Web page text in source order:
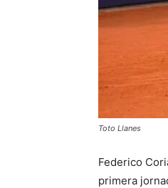
Toto Llanes
Federico
primera